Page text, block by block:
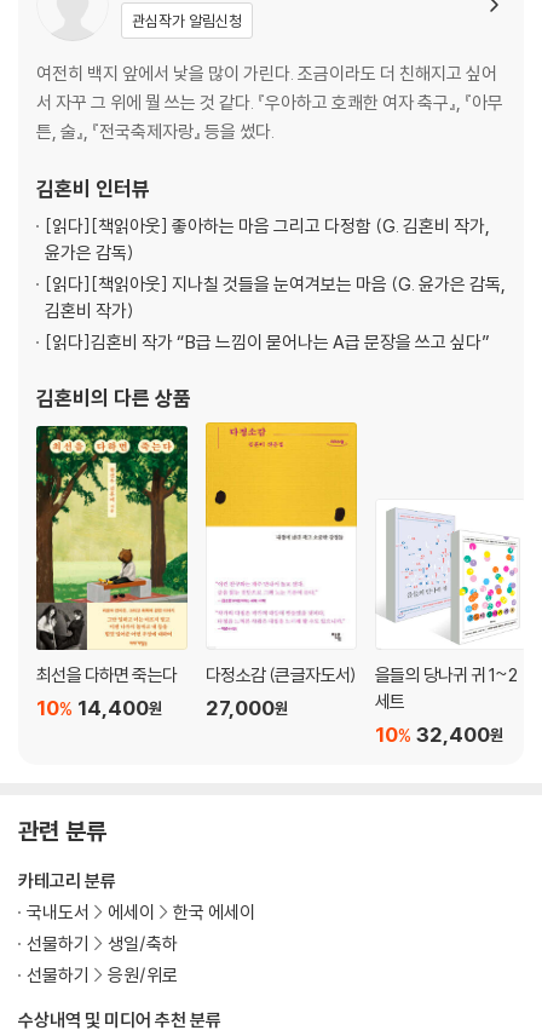
관심작가 알림신청
여전히 백지 앞에서 낯을 많이 가린다. 조금이라도 더 친해지고 싶어
서 자꾸 그 위에 뭘 쓰는 것 같다. 『우아하고 호쾌한 여자 축구』, 『아무
튼, 술』, 『전국축제자랑』 등을 썼다.
김혼비 인터뷰
[읽다][책읽아웃] 좋아하는 마음 그리고 다정함 (G. 김혼비 작가,
윤가은 감독)
[읽다][책읽아웃] 지나칠 것들을 눈여겨보는 마음 (G. 윤가은 감독,
김혼비 작가)
[읽다]김혼비 작가 “B급 느낌이 묻어나는 A급 문장을 쓰고 싶다”
김혼비 의 다른 상품
최선을 다하면 죽는다
14,400원
10%
다정소감 (큰글자도서)
27,000원
을들의 당나귀 귀 1~2
세트
32,400원
10%
관련 분류
수상내역 및 미디어 추천 분류
카테고리 분류
국내도서
에세이
한국 에세이
선물하기
생일/축하
선물하기
응원/위로